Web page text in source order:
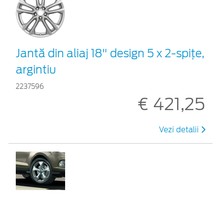
Jantă din aliaj 18" design 5 x 2-spiţe,
argintiu
2237596
€ 421,25
Vezi detalii